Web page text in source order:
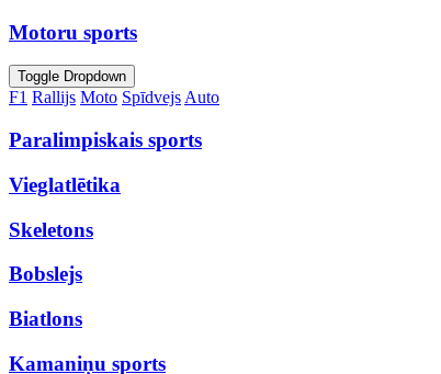
Motoru sports
Toggle Dropdown
F1 Rallijs Moto SpīdvejsAuto
Paralimpiskais sports
Vieglatlētika
Skeletons
Bobslejs
Biatlons
Kamaniņu sports